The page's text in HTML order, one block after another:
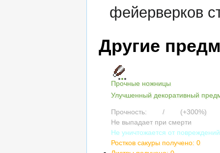
фейерверков
Другие
Прочные ножницы
Улучшенный декоративный
Прочность: /
(+300%)
Не выпадает при смерти
Не уничтожается от повреждений
Ростков сакуры получено: 0